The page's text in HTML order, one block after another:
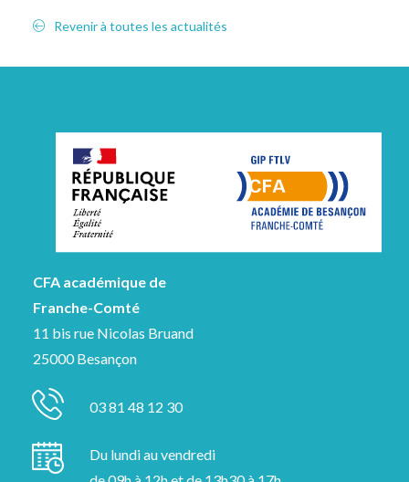
Revenir à toutes les actualités
CFA académique de
Franche-Comté
11 bis rue Nicolas Bruand
25000 Besançon
03 81 48 12 30
Du lundi au vendredi